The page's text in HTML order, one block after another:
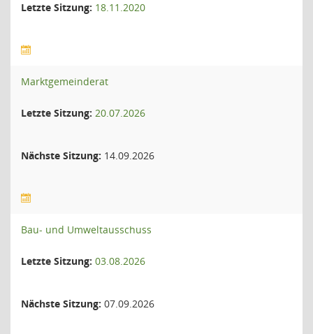
Letzte Sitzung: 18.11.2020
Marktgemeinderat
Letzte Sitzung: 20.07.2026
Nächste Sitzung: 14.09.2026
Bau- und Umweltausschuss
Letzte Sitzung: 03.08.2026
Nächste Sitzung: 07.09.2026